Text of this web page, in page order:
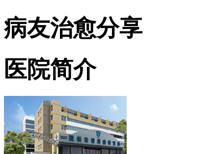
病友治愈分享
医院简介